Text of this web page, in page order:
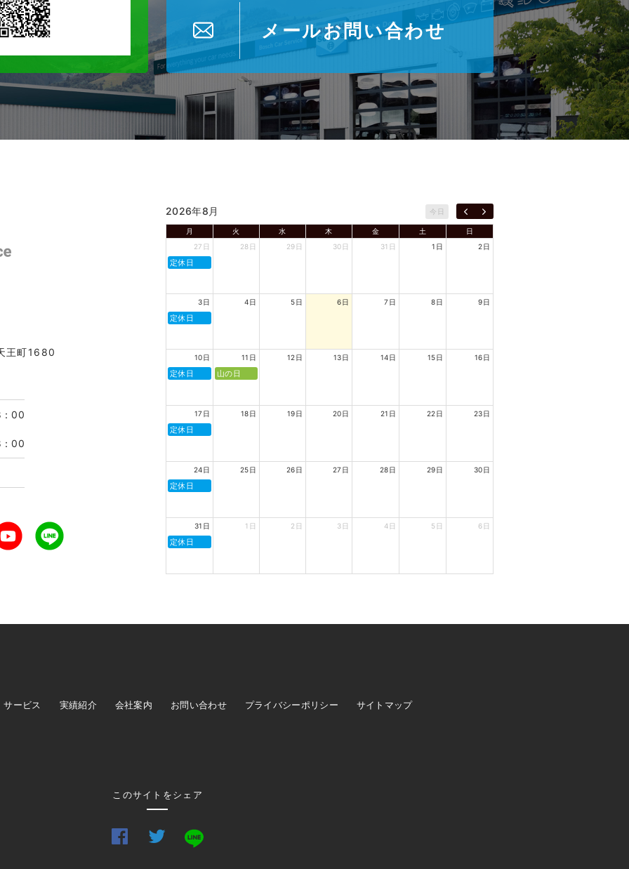
メールお問い合わせ
王町1680
00
00
2026年8月 今日
月 火 水 木 金 土
日
27日
定休日
28日 29日 30日 31日 1日 2日
3日
定休日
4日 5日 6日 7日 8日 9日
10日
定休日
11日
山の日
12日 13日 14日 15日 16日
17日
定休日
18日 19日 20日 21日 22日 23日
24日
定休日
25日 26日 27日 28日 29日 30日
31日
定休日
1日 2日 3日 4日 5日 6日
サービス 実績紹介 会社案内 お問い合わせ プライバシーポリシー サイトマップ
このサイトをシェア